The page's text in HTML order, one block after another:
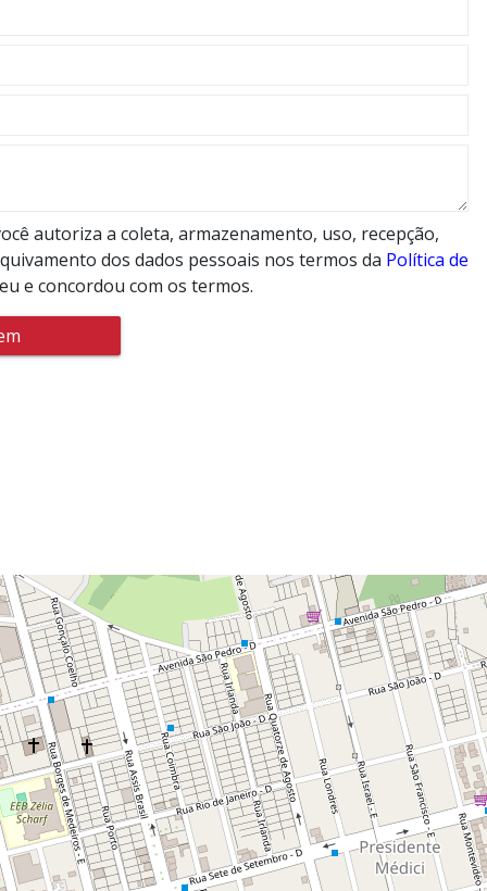
autoriza a coleta, armazenamento, uso, recepção,
dos dados pessoais nos termos da Política de
e concordou com os termos.